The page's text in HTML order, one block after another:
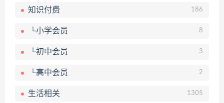
知识付费 186
└小学会员 8
└初中会员 3
└高中会员 2
生活相关 1305